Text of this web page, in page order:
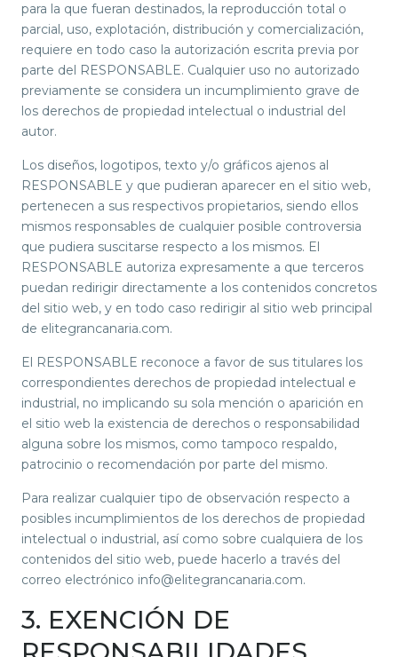
para la que fueran destinados, la reproducción total o
parcial, uso, explotación, distribución y comercialización,
requiere en todo caso la autorización escrita previa por
parte del RESPONSABLE. Cualquier uso no autorizado
previamente se considera un incumplimiento grave de
los derechos de propiedad intelectual o industrial del
autor.
Los diseños, logotipos, texto y/o gráficos ajenos al
RESPONSABLE y que pudieran aparecer en el sitio web,
pertenecen a sus respectivos propietarios, siendo ellos
mismos responsables de cualquier posible controversia
que pudiera suscitarse respecto a los mismos. El
RESPONSABLE autoriza expresamente a que terceros
puedan redirigir directamente a los contenidos concretos
del sitio web, y en todo caso redirigir al sitio web principal
de elitegrancanaria.com.
El RESPONSABLE reconoce a favor de sus titulares los
correspondientes derechos de propiedad intelectual e
industrial, no implicando su sola mención o aparición en
el sitio web la existencia de derechos o responsabilidad
alguna sobre los mismos, como tampoco respaldo,
patrocinio o recomendación por parte del mismo.
Para realizar cualquier tipo de observación respecto a
posibles incumplimientos de los derechos de propiedad
intelectual o industrial, así como sobre cualquiera de los
contenidos del sitio web, puede hacerlo a través del
correo electrónico info@elitegrancanaria.com.
3. EXENCIÓN DE